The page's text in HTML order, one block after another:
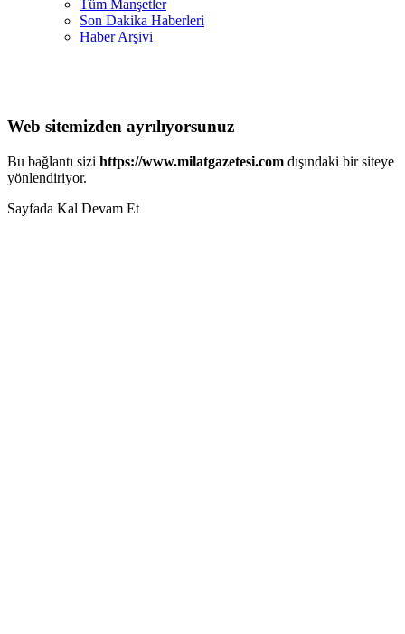
Tüm Manşetler
Son Dakika Haberleri
Haber Arşivi
Web sitemizden ayrılıyorsunuz
Bu bağlantı sizi https://www.milatgazetesi.com dışındaki bir siteye
yönlendiriyor.
Sayfada Kal Devam Et